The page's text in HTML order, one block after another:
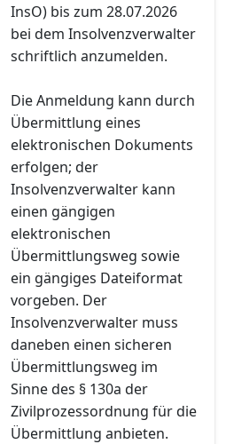
InsO) bis zum 28.07.2026
bei dem Insolvenzverwalter
schriftlich anzumelden.
Die Anmeldung kann durch
Übermittlung eines
elektronischen Dokuments
erfolgen; der
Insolvenzverwalter kann
einen gängigen
elektronischen
Übermittlungsweg sowie
ein gängiges Dateiformat
vorgeben. Der
Insolvenzverwalter muss
daneben einen sicheren
Übermittlungsweg im
Sinne des § 130a der
Zivilprozessordnung für die
Übermittlung anbieten.